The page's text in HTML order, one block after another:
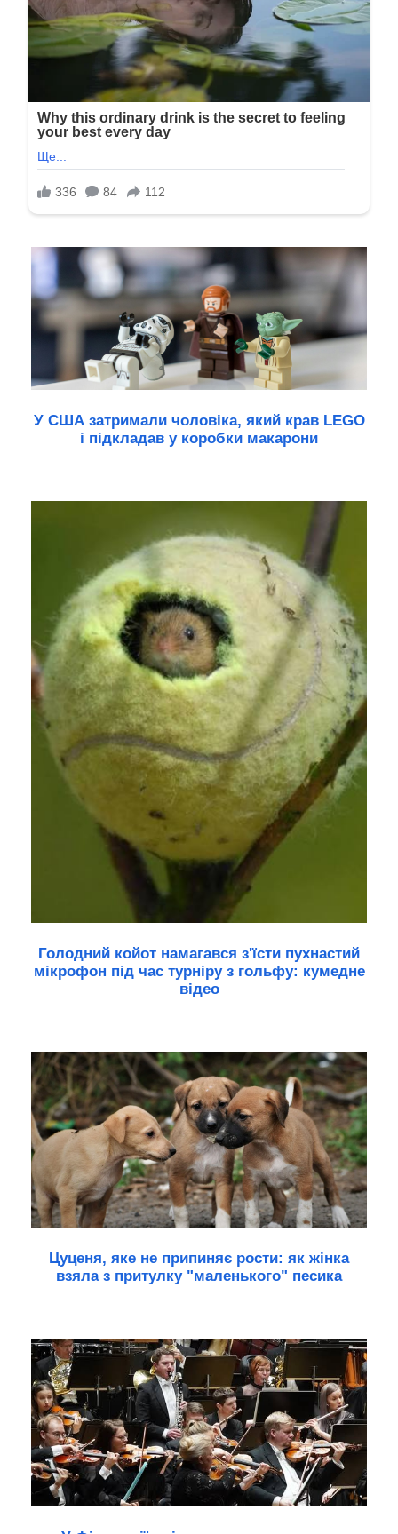
У США затримали чоловіка, який крав LEGO
і підкладав у коробки макарони
Голодний койот намагався з'їсти пухнастий
мікрофон під час турніру з гольфу: кумедне
відео
Цуценя, яке не припиняє рости: як жінка
взяла з притулку "маленького" песика